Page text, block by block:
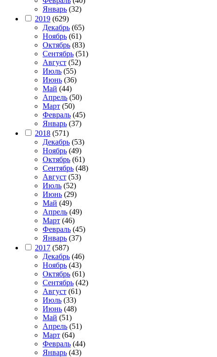
Январь (32)
2019 (629)
Декабрь (65)
Ноябрь (61)
Октябрь (83)
Сентябрь (51)
Август (52)
Июль (55)
Июнь (36)
Май (44)
Апрель (50)
Март (50)
Февраль (45)
Январь (37)
2018 (571)
Декабрь (53)
Ноябрь (49)
Октябрь (61)
Сентябрь (48)
Август (53)
Июль (52)
Июнь (29)
Май (49)
Апрель (49)
Март (46)
Февраль (45)
Январь (37)
2017 (587)
Декабрь (46)
Ноябрь (43)
Октябрь (61)
Сентябрь (42)
Август (61)
Июль (33)
Июнь (48)
Май (51)
Апрель (51)
Март (64)
Февраль (44)
Январь (43)